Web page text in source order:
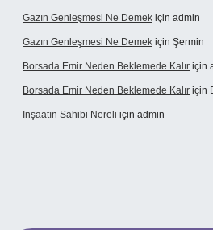
Gazın Genleşmesi Ne Demek için admin
Gazın Genleşmesi Ne Demek için Şermin
Borsada Emir Neden Beklemede Kalır için
Borsada Emir Neden Beklemede Kalır için
Inşaatın Sahibi Nereli için admin